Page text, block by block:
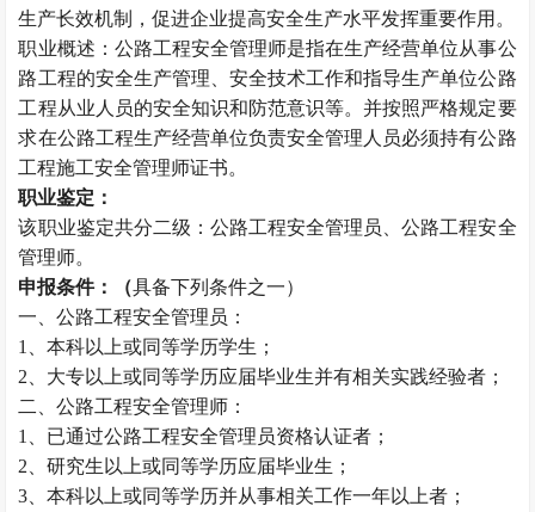
生产长效机制，促进企业提高安全生产水平发挥重要作用。
职业概述：公路工程安全管理师是指在生产经营单位从事公
路工程的安全生产管理、安全技术工作和指导生产单位公路
工程从业人员的安全知识和防范意识等。并按照严格规定要
求在公路工程生产经营单位负责安全管理人员必须持有公路
工程施工安全管理师证书。
职业鉴定：
该职业鉴定共分二级：公路工程安全管理员、公路工程安全
管理师。
申报条件：（具备下列条件之一）
一、公路工程安全管理员：
1、本科以上或同等学历学生；
2、大专以上或同等学历应届毕业生并有相关实践经验者；
二、公路工程安全管理师：
1、已通过公路工程安全管理员资格认证者；
2、研究生以上或同等学历应届毕业生；
3、本科以上或同等学历并从事相关工作一年以上者；